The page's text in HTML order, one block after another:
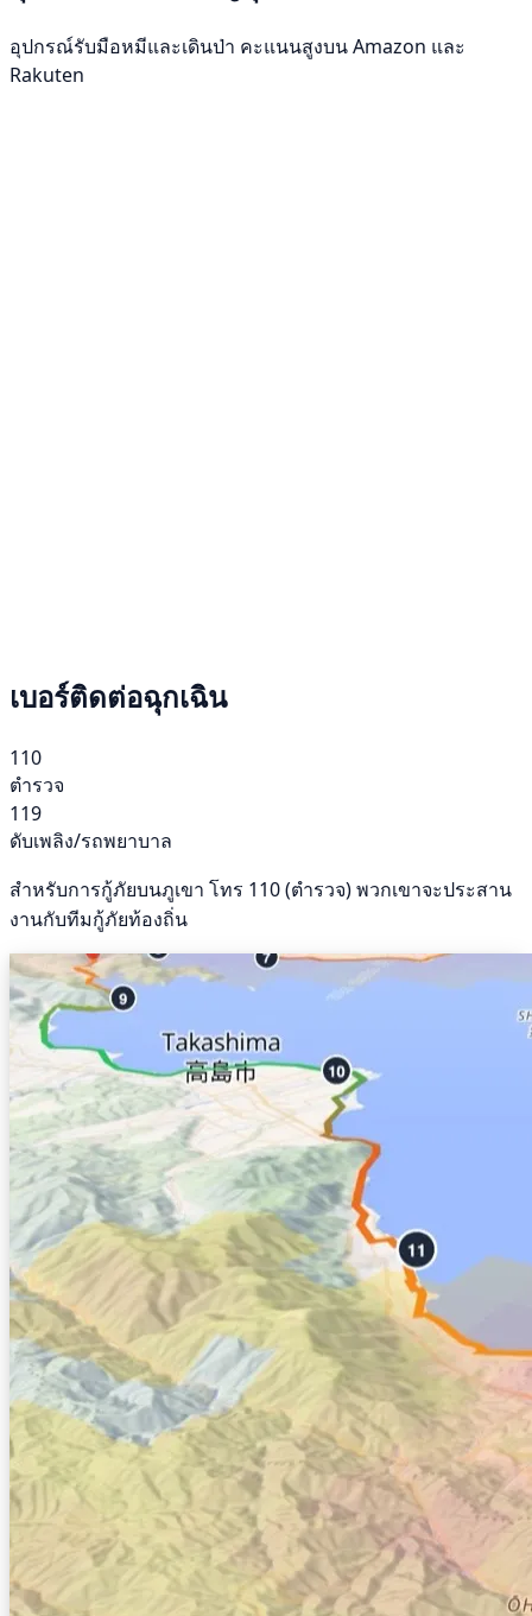
อุปกรณ์รับมือหมีและเดินป่า คะแนนสูงบน Amazon และ
Rakuten
เบอร์ติดต่อฉุกเฉิน
110
ตำรวจ
119
ดับเพลิง/รถพยาบาล
สำหรับการกู้ภัยบนภูเขา โทร 110 (ตำรวจ) พวกเขาจะประสาน
งานกับทีมกู้ภัยท้องถิ่น